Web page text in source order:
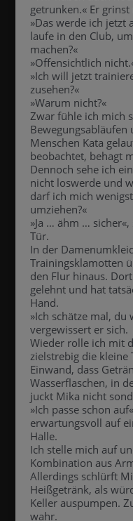
getrunken.« Er
»Das werde ich jetzt
laufe in den Club,
machen?«
»Offensichtlich
»Ich will jetzt
zusehen?«
»Warum nicht?«
Zwar fühle ich mich
Menschen Kata
beobachtet, behagt
Dennoch sehe ich
nicht loswerde und
darf ich mich
umziehen?«
»Ja … ähm …
Tür.
In der
Trainingsklamotten
den Flur hinaus.
gelehnt und hat
Hand.
»Ich schätze mal, du
vergewissert er sich.
Wieder rolle ich mit
zielstrebig die kleine
Einwand, dass
Wasserflaschen, in
juckt Mika nicht
»Ich passe schon
erwartungsvoll auf
Halle.
Ich stelle mich auf
Kombination aus
Allerdings schlürft
Heißgetränk, als
Keller auspumpen.
wahr.